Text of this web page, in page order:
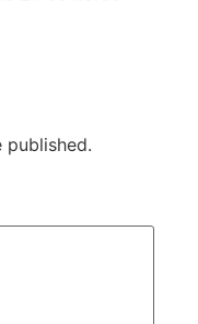
published.